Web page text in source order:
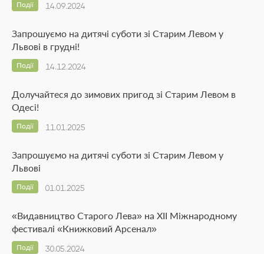
14.09.2024
Події
Запрошуємо на дитячі суботи зі Старим Левом у
Львові в грудні!
14.12.2024
Події
Долучайтеся до зимових пригод зі Старим Левом в
Одесі!
11.01.2025
Події
Запрошуємо на дитячі суботи зі Старим Левом у
Львові
01.01.2025
Події
«Видавництво Старого Лева» на ХІІ Міжнародному
фестивалі «Книжковий Арсенал»
30.05.2024
Події